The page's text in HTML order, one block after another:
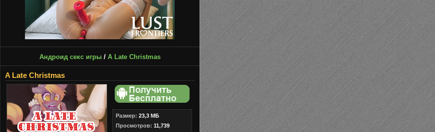
Андроид секс игры/ A Late Christmas
A Late Christmas
Размер: 23,3 МБ
Просмотров: 11,739